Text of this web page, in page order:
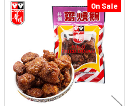
On Sale